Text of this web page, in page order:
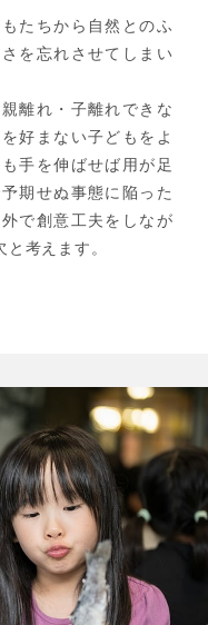
たちから自然とのふ
を忘れさせてしまい
離れ・子離れできな
好まない子どもをよ
手を伸ばせば用が足
期せぬ事態に陥った
で創意工夫をしなが
考えます。